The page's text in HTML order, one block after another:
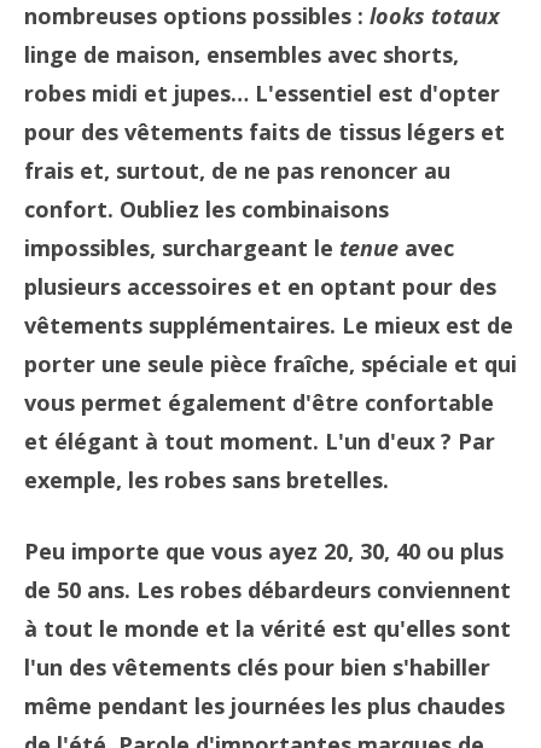
nombreuses options possibles : looks totaux
linge de maison, ensembles avec shorts,
robes midi et jupes… L'essentiel est d'opter
pour des vêtements faits de tissus légers et
frais et, surtout, de ne pas renoncer au
confort. Oubliez les combinaisons
impossibles, surchargeant le tenue avec
plusieurs accessoires et en optant pour des
vêtements supplémentaires. Le mieux est de
porter une seule pièce fraîche, spéciale et qui
vous permet également d'être confortable
et élégant à tout moment. L'un d'eux ? Par
exemple, les robes sans bretelles.
Peu importe que vous ayez 20, 30, 40 ou plus
de 50 ans. Les robes débardeurs conviennent
à tout le monde et la vérité est qu'elles sont
l'un des vêtements clés pour bien s'habiller
même pendant les journées les plus chaudes